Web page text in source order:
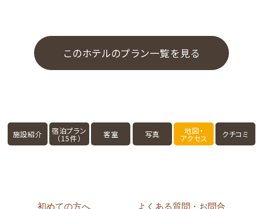
このホテルのプラン一覧を見る
施設紹介 宿泊プラン
（15件） 客室 写真 地図・
アクセス クチコミ
初めての方へ よくある質問・お問合